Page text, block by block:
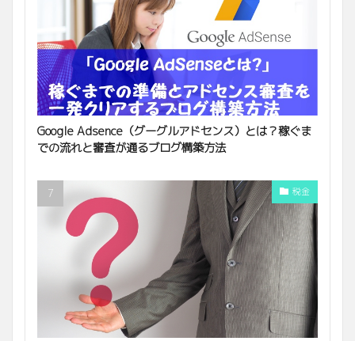
Google Adsence（グーグルアドセンス）とは？稼ぐま
での流れと審査が通るブログ構築方法
税金